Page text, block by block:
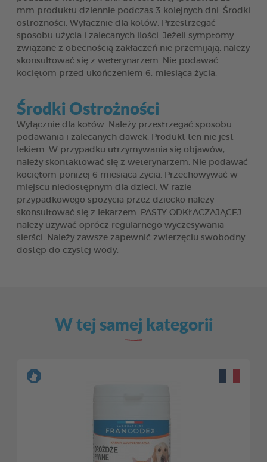
mm produktu dziennie podczas 3 kolejnych dni. Środki
ostrożności: Wyłącznie dla kotów. Przestrzegać
sposobu użycia i zalecanych ilości. Jeżeli symptomy
związane z obecnością zakłaczeń nie przemijają, należy
skonsultować się z weterynarzem. Nie podawać
kociętom przed ukończeniem 6. miesiąca życia.
Środki Ostrożności
Wyłącznie dla kotów. Należy przestrzegać sposobu
podawania i zalecanych dawek. Produkt ten nie jest
lekiem. W przypadku utrzymywania się objawów,
należy skontaktować się z weterynarzem. Nie podawać
kociętom poniżej 6 miesiąca życia. Przechowywać w
miejscu niedostępnym dla dzieci. W razie
przypadkowego spożycia przez dziecko należy
skonsultować się z lekarzem. PASTY ODKŁACZAJĄCEJ
należy używać oprócz regularnego wyczesywania
sierści. Należy zawsze zapewnić zwierzęciu swobodny
dostęp do czystej wody.
W tej samej kategorii